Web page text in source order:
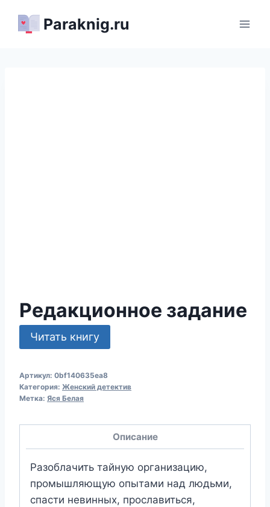
Paraknig.ru
Редакционное задание
Читать книгу
Артикул: 0bf140635ea8
Категория: Женский детектив
Метка: Яся Белая
Описание
Разоблачить тайную организацию,
промышляющую опытами над людьми,
спасти невинных, прославиться,